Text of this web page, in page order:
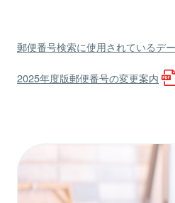
郵便番号検索に使用されているデ
2025年度版郵便番号の変更案内